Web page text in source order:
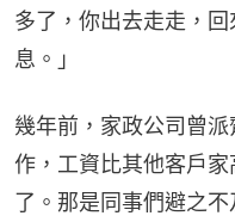
多了，你出去走走，
息。」
幾年前，家政公司曾
作，工資比其他客戶
了。那是同事們避之